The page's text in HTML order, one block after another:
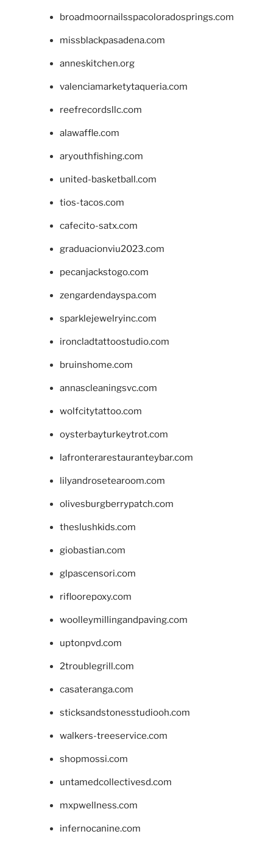
broadmoornailsspacoloradosprings.com
missblackpasadena.com
anneskitchen.org
valenciamarketytaqueria.com
reefrecordsllc.com
alawaffle.com
aryouthfishing.com
united-basketball.com
tios-tacos.com
cafecito-satx.com
graduacionviu2023.com
pecanjackstogo.com
zengardendayspa.com
sparklejewelryinc.com
ironcladtattoostudio.com
bruinshome.com
annascleaningsvc.com
wolfcitytattoo.com
oysterbayturkeytrot.com
lafronterarestauranteybar.com
lilyandrosetearoom.com
olivesburgberrypatch.com
theslushkids.com
giobastian.com
glpascensori.com
rifloorepoxy.com
woolleymillingandpaving.com
uptonpvd.com
2troublegrill.com
casateranga.com
sticksandstonesstudiooh.com
walkers-treeservice.com
shopmossi.com
untamedcollectivesd.com
mxpwellness.com
infernocanine.com